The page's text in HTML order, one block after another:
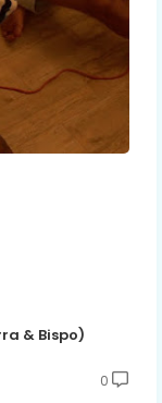
& Bispo)
0